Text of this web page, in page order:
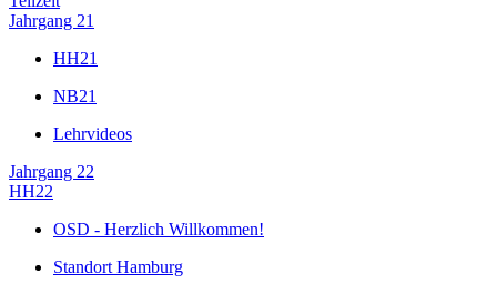
Jahrgang 21
HH21
NB21
Lehrvideos
Jahrgang 22
HH22
OSD - Herzlich Willkommen!
Standort Hamburg